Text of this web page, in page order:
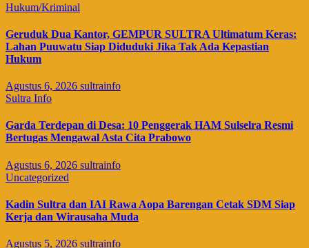
Hukum/Kriminal
Geruduk Dua Kantor, GEMPUR SULTRA Ultimatum Keras:
Lahan Puuwatu Siap Diduduki Jika Tak Ada Kepastian
Hukum
Agustus 6, 2026 sultrainfo
Sultra Info
Garda Terdepan di Desa: 10 Penggerak HAM Sulselra Resmi
Bertugas Mengawal Asta Cita Prabowo
Agustus 6, 2026 sultrainfo
Uncategorized
Kadin Sultra dan IAI Rawa Aopa Barengan Cetak SDM Siap
Kerja dan Wirausaha Muda
Agustus 5, 2026 sultrainfo